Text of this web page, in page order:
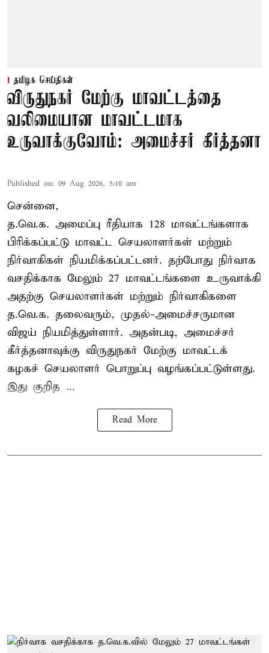
தமிழக செய்திகள்
விருதுநகர் மேற்கு மாவட்டத்தை
வலிமையான மாவட்டமாக
உருவாக்குவோம்: அமைச்சர் கீர்த்தனா
Published on: 09 Aug 2026, 5:10 am
சென்னை,
த.வெ.க. அமைப்பு ரீதியாக 128 மாவட்டங்களாக
பிரிக்கப்பட்டு மாவட்ட செயலாளர்கள் மற்றும்
நிர்வாகிகள் நியமிக்கப்பட்டனர். தற்போது நிர்வாக
வசதிக்காக மேலும் 27 மாவட்டங்களை உருவாக்கி
அதற்கு செயலாளர்கள் மற்றும் நிர்வாகிகளை
த.வெ.க. தலைவரும், முதல்-அமைச்சருமான
விஜய் நியமித்துள்ளார். அதன்படி, அமைச்சர்
கீர்த்தனாவுக்கு விருதுநகர் மேற்கு மாவட்டக்
கழகச் செயலாளர் பொறுப்பு வழங்கப்பட்டுள்ளது.
இது குறித ...
Read More